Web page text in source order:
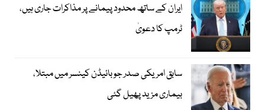
ایران کے ساتھ محدود پیمانے پر مذاکرات جاری ہیں،
ٹرمپ کا دعویٰ
سابق امریکی صدر جوبائیڈن کینسر میں مبتلا،
بیماری مزید پھیل گئی